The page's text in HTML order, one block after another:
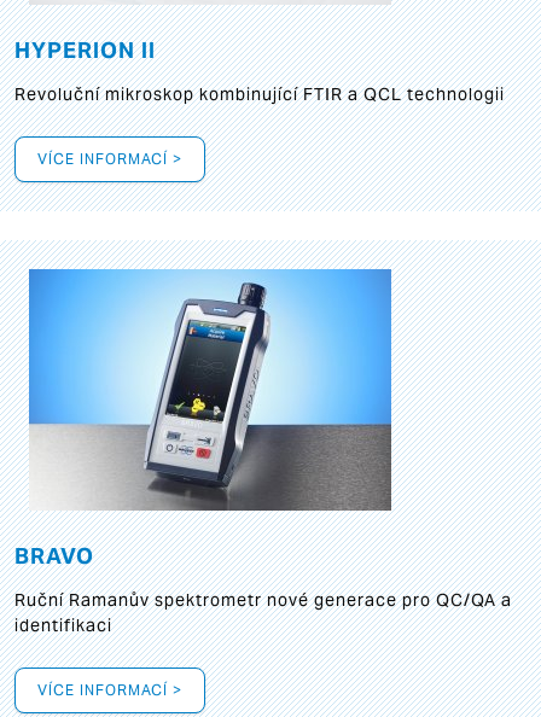
HYPERION II
Revoluční mikroskop kombinující FTIR a QCL technologii
VÍCE INFORMACÍ >
BRAVO
Ruční Ramanův spektrometr nové generace pro QC/QA a
identifikaci
VÍCE INFORMACÍ >